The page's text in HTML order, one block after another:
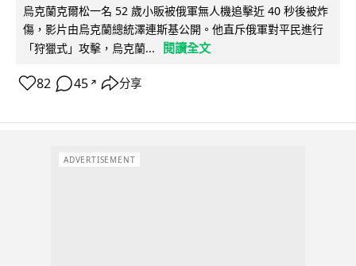
烏克蘭克爾松一名 52 歲小販被俄軍無人機追擊近 40 秒後被炸
傷，影片由烏克蘭總統澤連斯基公開。他直斥俄軍對平民進行
「狩獵式」攻擊，烏克蘭...
閱讀全文
82 45 ↗ 分享
ADVERTISEMENT